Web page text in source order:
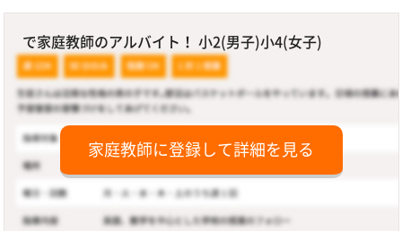
で家庭教師のアルバイト！ 小2(男子)小4(女子)
家庭教師に登録して詳細を見る